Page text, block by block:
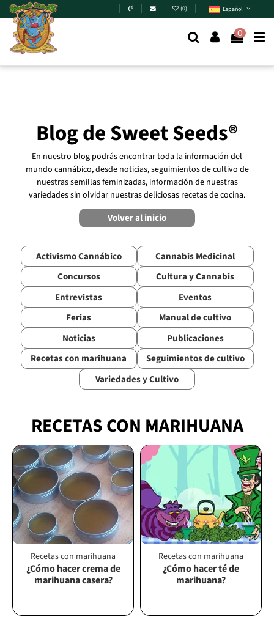
Skip to main content (0) Español
0
Blog de Sweet Seeds®
En nuestro blog podrás encontrar toda la información del
mundo cannábico, desde noticias, seguimientos de cultivo de
nuestras semillas feminizadas, información de nuestras
variedades sin olvidar nuestras deliciosas recetas de cocina.
Volver al inicio
Activismo Cannábico
Cannabis Medicinal
Concursos
Cultura y Cannabis
Entrevistas
Eventos
Ferias
Manual de cultivo
Noticias
Publicaciones
Recetas con marihuana
Seguimientos de cultivo
Variedades y Cultivo
RECETAS CON MARIHUANA
Recetas con marihuana
¿Cómo hacer crema de
marihuana casera?
Recetas con marihuana
¿Cómo hacer té de
marihuana?